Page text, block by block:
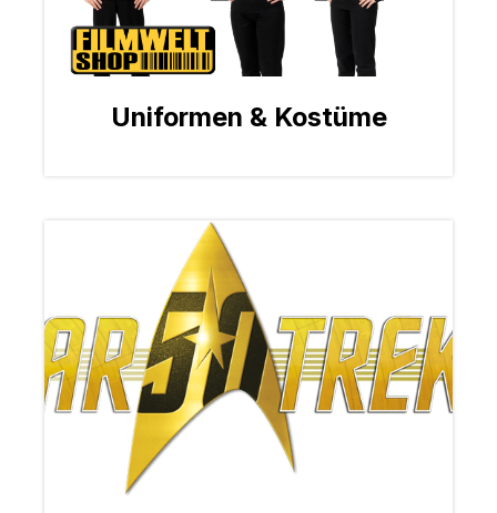
Uniformen & Kostüme